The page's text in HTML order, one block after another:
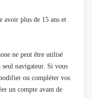
plus de 15 ans et
ne peut être utilisé
navigateur. Si vous
ou compléter vos
un compte avant de